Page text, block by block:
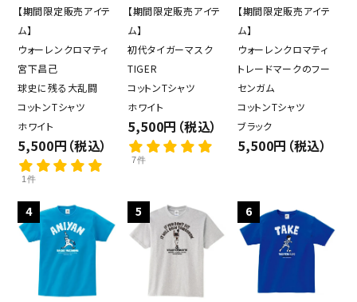
【期間限定販売アイテ
ム】
ウォーレンクロマティ
宮下昌己
球史に残る大乱闘
コットンTシャツ
ホワイト
5,500円（税込）
1件
【期間限定販売アイテ
ム】
初代タイガーマスク
TIGER
コットンTシャツ
ホワイト
5,500円（税込）
7件
【期間限定販売アイテ
ム】
ウォーレンクロマティ
トレードマークのフー
センガム
コットンTシャツ
ブラック
5,500円（税込）
4 5 6